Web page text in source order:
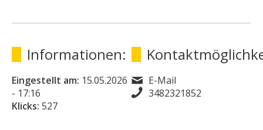
Informationen:
Eingestellt am: 15.05.2026
- 17:16
Klicks: 527
E-Mail
3482321852